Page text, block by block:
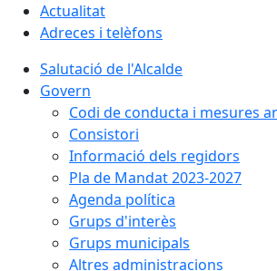
Actualitat
Adreces i telèfons
Salutació de l'Alcalde
Govern
Codi de conducta i mesures
Consistori
Informació dels regidors
Pla de Mandat 2023-2027
Agenda política
Grups d'interès
Grups municipals
Altres administracions